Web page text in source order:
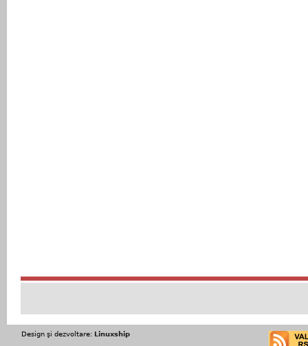
Design şi dezvoltare: Linuxship